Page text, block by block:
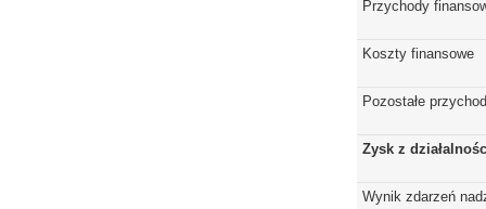
Przychody
Koszty finansowe
Pozostałe
Zysk z
Wynik zdarzeń